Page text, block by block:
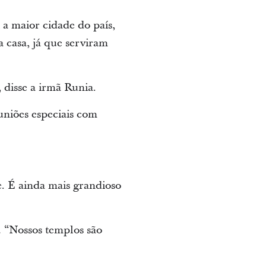
maior cidade do país,
casa, já que serviram
a irmã Runia.
especiais com
É ainda mais grandioso
templos são